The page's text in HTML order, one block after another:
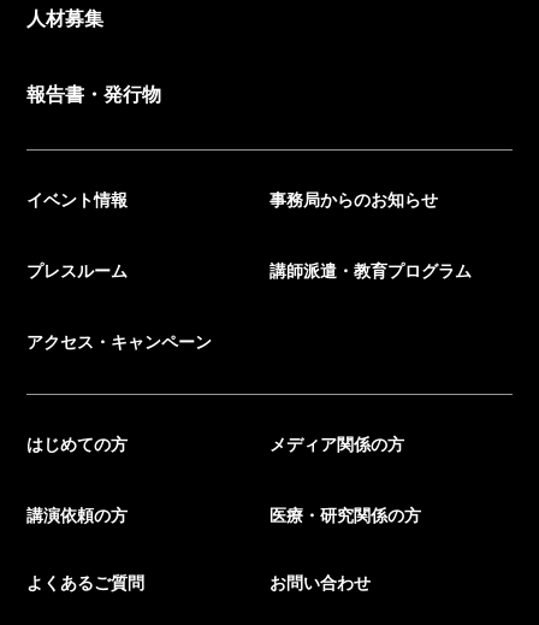
人材募集
報告書・発行物
イベント情報 事務局からのお知らせ
プレスルーム 講師派遣・教育プログラム
アクセス・キャンペーン
はじめての方 メディア関係の方
講演依頼の方 医療・研究関係の方
よくあるご質問 お問い合わせ